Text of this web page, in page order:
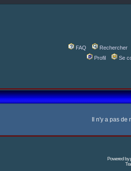
FAQ
Rechercher
Profil
Se
Il n'y a pas
Powered by